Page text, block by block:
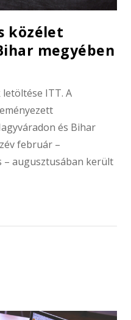
közélet
megyében
ITT. A
és Bihar
február –
– augusztusában került